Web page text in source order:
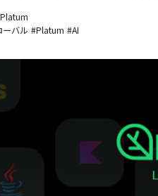
Platum
ーバル #Platum #AI